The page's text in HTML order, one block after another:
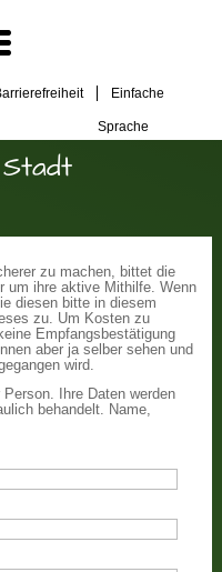
Einfache
Sprache
zu machen, bittet die
um ihre aktive Mithilfe. Wenn
diesen bitte in diesem
zu. Um Kosten zu
Empfangsbestätigung
aber ja selber sehen und
wird.
Ihre Daten werden
behandelt. Name,